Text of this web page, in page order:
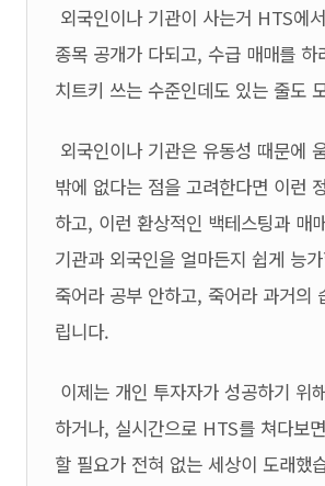
외국인이나 기관이 사는거 HTS에
종목 공개가 다되고, 수급 매매를 하
치트키 쓰는 수준인데도 있는 줄도
외국인이나 기관은 유동성 때문에
밖에 없다는 점을 고려한다면 이런
하고, 이런 환상적인 백테스팅과 매
기관과 외국인을 얼마든지 쉽게 능
죽어라 공부 안하고, 죽어라 과거의
립니다.
이제는 개인 투자자가 성공하기 위
하거나, 실시간으로 HTS를 쳐다보
할 필요가 전혀 없는 세상이 도래했